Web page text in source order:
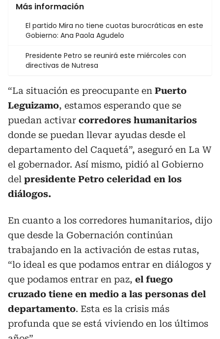
Más información
El partido Mira no tiene cuotas burocráticas en este
Gobierno: Ana Paola Agudelo
Presidente Petro se reunirá este miércoles con
directivas de Nutresa
“La situación es preocupante en Puerto
Leguizamo, estamos esperando que se
puedan activar corredores humanitarios
donde se puedan llevar ayudas desde el
departamento del Caquetá”, aseguró en La W
el gobernador. Así mismo, pidió al Gobierno
del presidente Petro celeridad en los
diálogos.
En cuanto a los corredores humanitarios, dijo
que desde la Gobernación continúan
trabajando en la activación de estas rutas,
“lo ideal es que podamos entrar en diálogos y
que podamos entrar en paz, el fuego
cruzado tiene en medio a las personas del
departamento. Esta es la crisis más
profunda que se está viviendo en los últimos